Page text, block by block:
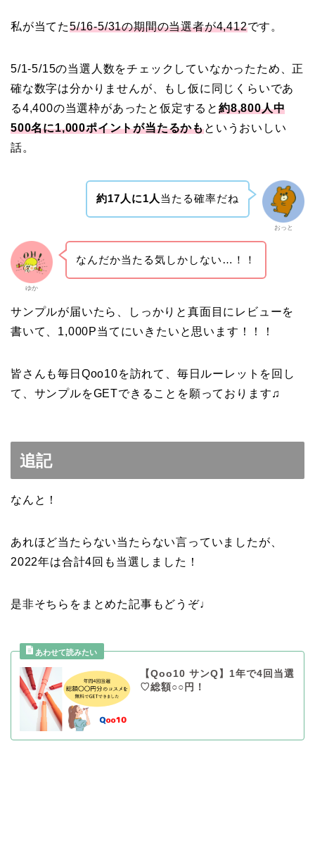
私が当てた5/16-5/31の期間の当選者が4,412です。
5/1-5/15の当選人数をチェックしていなかったため、正
確な数字は分かりませんが、もし仮に同じくらいであ
る4,400の当選枠があったと仮定すると 約8,800人中
500名に1,000ポイントが当たるかもというおいしい
話。
おっと
約17人に1人当たる確率だね
ゆか
なんだか当たる気しかしない…！！
サンプルが届いたら、しっかりと真面目にレビューを
書いて、1,000P当てにいきたいと思います！！！
皆さんも毎日Qoo10を訪れて、毎日ルーレットを回し
て、サンプルをGETできることを願っております♫
追記
なんと！
あれほど当たらない当たらない言っていましたが、
2022年は合計4回も当選しました！
是非そちらをまとめた記事もどうぞ♩
【Qoo10 サンQ】1年で4回当選
♡総額○○円！